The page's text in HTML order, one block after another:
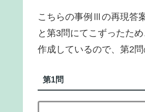
こちらの事例Ⅲの再現答
と第3問にてこずったた
作成しているので、第2
第1問